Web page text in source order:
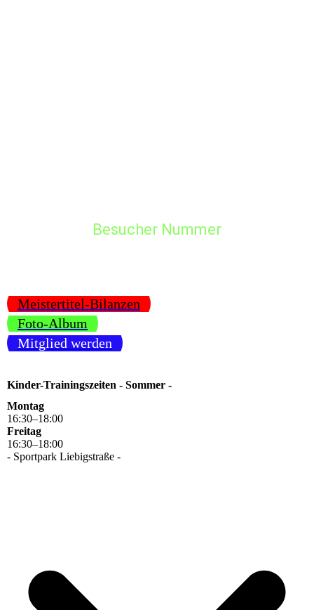
Besucher Nummer
Meistertitel-Bilanzen
Foto-Album
Mitglied werden
Kinder-Trainingszeiten - Sommer -
Montag
16:30–18:00
Freitag
16:30–18:00
- Sportpark Liebigstraße -